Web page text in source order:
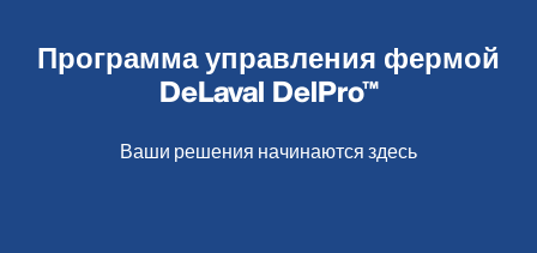
Программа управления фермой
DeLaval DelPro™
Ваши решения начинаются здесь